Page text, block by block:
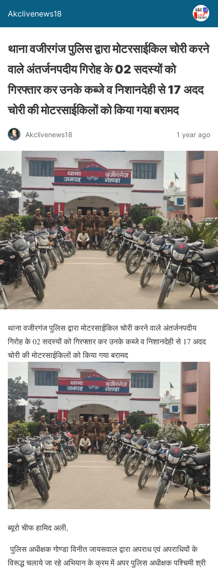
Akclivenews18
थाना वजीरगंज पुलिस द्वारा मोटरसाईकिल चोरी करने
वाले अंतर्जनपदीय गिरोह के 02 सदस्यों को
गिरफ्तार कर उनके कब्जे व निशानदेही से 17 अदद
चोरी की मोटरसाईकिलों को किया गया बरामद
Akclivenews18 1 year ago
थाना वजीरगंज पुलिस द्वारा मोटरसाईकिल चोरी करने वाले अंतर्जनपदीय
गिरोह के 02 सदस्यों को गिरफ्तार कर उनके कब्जे व निशानदेही से 17 अदद
चोरी की मोटरसाईकिलों को किया गया बरामद
ब्यूरो चीफ हामिद अली,
पुलिस अधीक्षक गोण्डा विनीत जायसवाल द्वारा अपराध एवं अपराधियों के
विरूद्ध चलाये जा रहे अभियान के क्रम में अपर पुलिस अधीक्षक पश्चिमी श्री